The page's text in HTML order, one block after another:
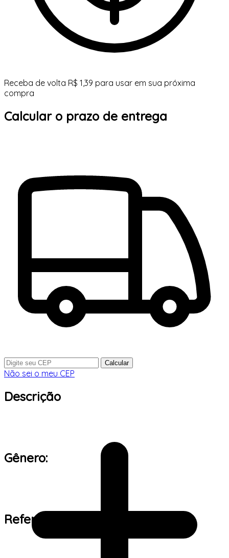
Receba de volta R$ 1,39 para usar em sua próxima
compra
Calcular o prazo de entrega
Calcular
Não sei o meu CEP
Descrição
Gênero:
Referência de tamanho: